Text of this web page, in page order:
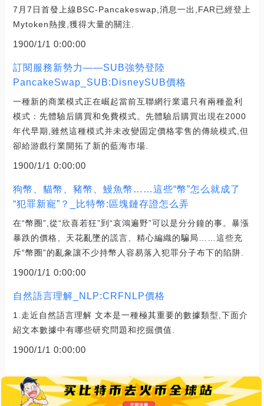
7月7日首發上線BSC-Pancakeswap,消息一出,FAR已經登上
Mytoken熱搜,獲得大量的關注.
1900/1/1 0:00:00
訂閱服務新勢力——SUB強勢登陸
PancakeSwap_SUB:DisneySUB價格
一種新的商業模式正在崛起當前互聯網行業還只有兩種盈利
模式：先體驗后購買和免費模式。先體驗后購買出現在2000
年代早期,雖然這種模式并未改變固定價格零售的傳統模式,但
卻給游戲行業開拓了新的藍海市場.
1900/1/1 0:00:00
狗幣、貓幣、豬幣、鰻魚幣……這些“幣”怎么就成了
“犯罪新寵”？_比特幣:區塊鏈存證怎么弄
在“幣圈”,從“欣喜若狂”到“哀鴻遍野”可以是分分鐘的事。暴漲
暴跌的價格、天花亂墜的謊言、精心編織的騙局……這些充
斥“幣圈”的亂象讓不少持幣人容易落入犯罪分子布下的陷阱.
1900/1/1 0:00:00
自然語言理解_NLP:CRFNLP價格
1.走近自然語言理解 文本是一種極其重要的數據類型,下面介
紹文本數據中有哪些研究問題和挖掘價值.
1900/1/1 0:00:00